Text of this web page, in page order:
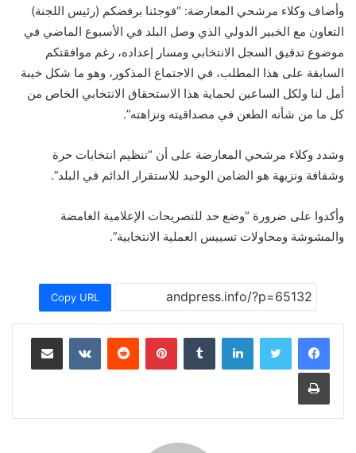
وأضاف وكلاء مرشحي المعارضة: “فوجئنا برفضكم (رئيس اللجنة)
التعاون مع الخبير الدولي الذي وصل البلد في الأسبوع الماضي في
موضوع تدقيق السجل الانتخابي ومسار إعداده، رغم موافقتكم
السابقة على هذا المطلب، في الاجتماع المذكور، وهو ما شكل خيبة
أمل لنا ولكل الساعين لحماية هذا الاستحقاق الانتخابي الخاص من
كل ما من شأنه الطعن في مصداقيته ونزاهته”.
وشدد وكلاء مرشحي المعارضة على أن “تنظيم انتخابات حرة
وشفافة ونزيهة هو الضامن الوحيد للاستقرار الدائم في البلد”.
وأكدوا على ضرورة “وضع حد للتصريحات الإعلامية الغامضة
والمشوشة ومحاولات تسييس العملية الانتخابية”.
Copy URL
لينكدإن بينتيريست مشاركة عبر البريد
طباعة